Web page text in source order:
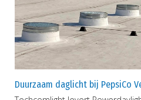
Duurzaam daglicht bij PepsiCo